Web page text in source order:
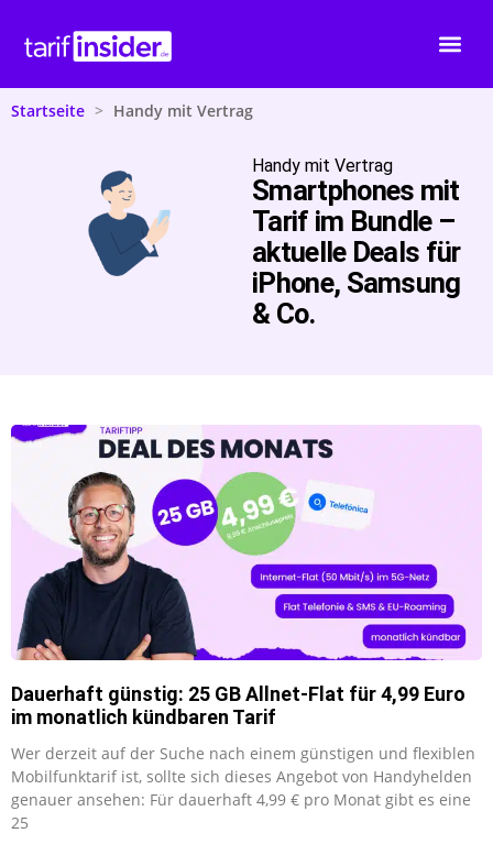
Startseite > Handy mit Vertrag
Handy mit Vertrag
Smartphones mit
Tarif im Bundle –
aktuelle Deals für
iPhone, Samsung
& Co.
Dauerhaft günstig: 25 GB Allnet-Flat für 4,99 Euro
im monatlich kündbaren Tarif
Wer derzeit auf der Suche nach einem günstigen und flexiblen
Mobilfunktarif ist, sollte sich dieses Angebot von Handyhelden
genauer ansehen: Für dauerhaft 4,99 € pro Monat gibt es eine
25